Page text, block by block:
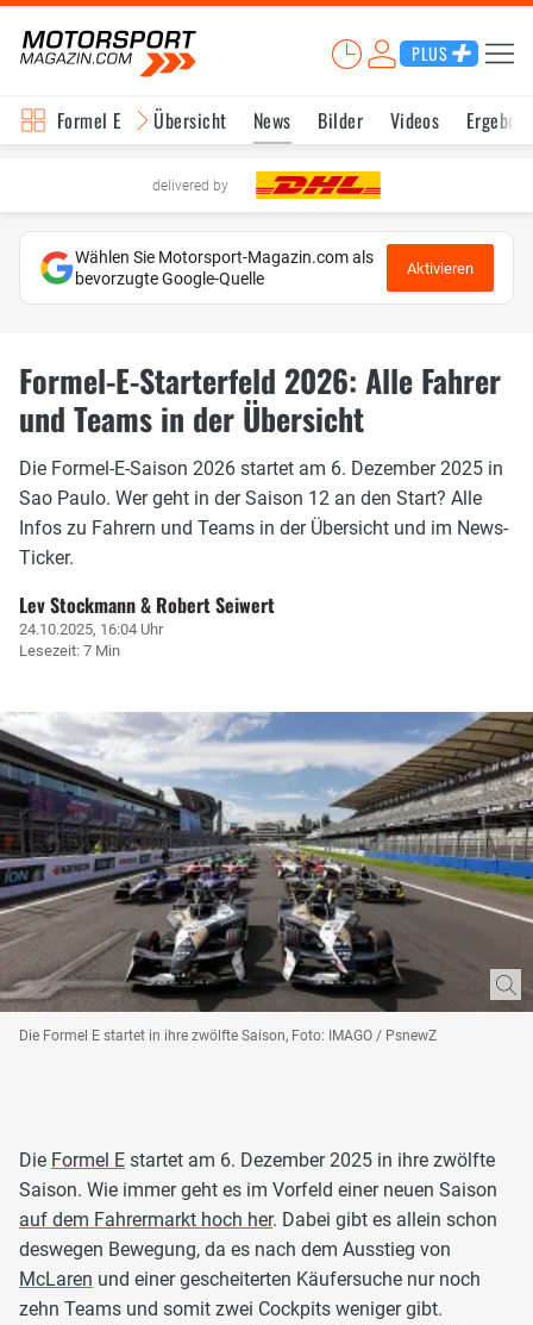
PLUS
Formel E Übersicht News Bilder Videos
delivered by
Wählen Sie Motorsport-Magazin.com als
bevorzugte Google-Quelle
Aktivieren
Formel-E-Starterfeld 2026: Alle Fahrer
und Teams in der Übersicht
Die Formel-E-Saison 2026 startet am 6. Dezember 2025 in
Sao Paulo. Wer geht in der Saison 12 an den Start? Alle
Infos zu Fahrern und Teams in der Übersicht und im News-
Ticker.
Lev Stockmann & Robert Seiwert
24.10.2025, 16:04 Uhr
Lesezeit: 7 Min
Die Formel E startet in ihre zwölfte Saison, Foto: IMAGO / PsnewZ
Die Formel E startet am 6. Dezember 2025 in ihre zwölfte
Saison. Wie immer geht es im Vorfeld einer neuen Saison
auf dem Fahrermarkt hoch her. Dabei gibt es allein schon
deswegen Bewegung, da es nach dem Ausstieg von
McLaren und einer gescheiterten Käufersuche nur noch
zehn Teams und somit zwei Cockpits weniger gibt.